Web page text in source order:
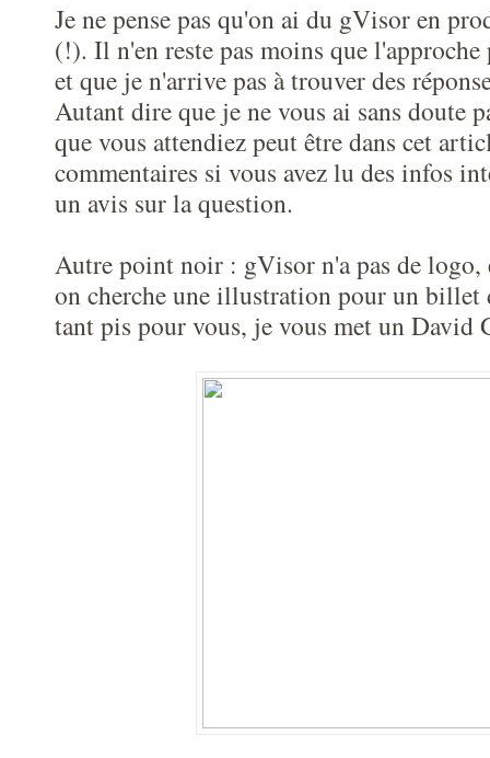
Je ne pense pas qu'on ai du gVisor en
(!). Il n'en reste pas moins que l'approche
et que je n'arrive pas à trouver des
Autant dire que je ne vous ai sans doute
que vous attendiez peut être dans cet
commentaires si vous avez lu des infos
un avis sur la question.
Autre point noir : gVisor n'a pas de logo,
on cherche une illustration pour un billet
tant pis pour vous, je vous met un David